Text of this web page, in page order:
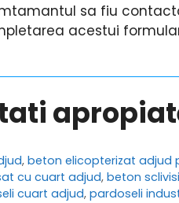
sa fiu
acestui
,beton elicopterizat adjud
cu cuart adjud, beton
cuart adjud, pardoseli